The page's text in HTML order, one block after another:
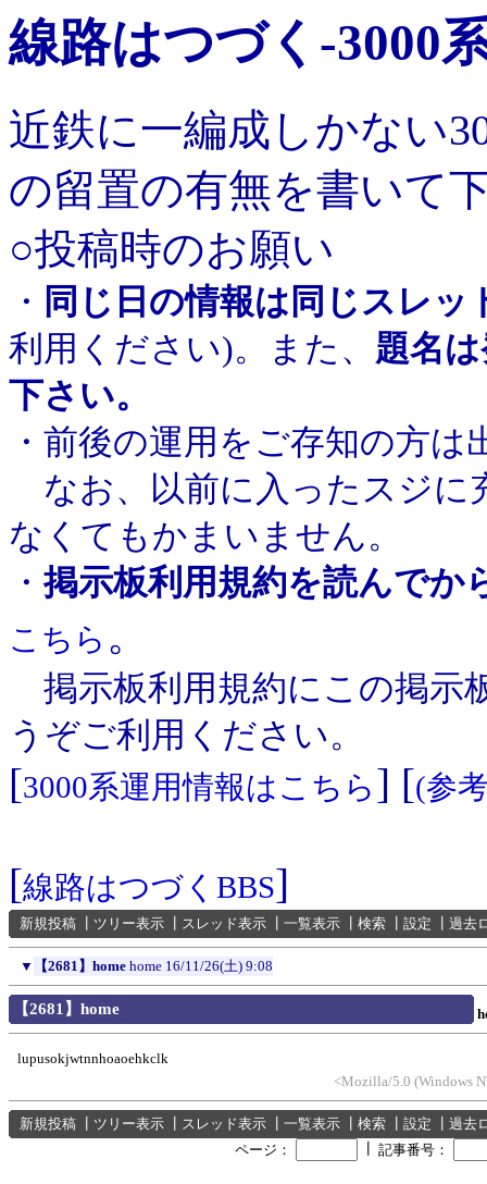
線路はつづく-3000
近鉄に一編成しかない
の留置の有無を書いて
○投稿時のお願い
・ 同じ日の情報は同じスレ
利用ください)。また、 題名
下さい。
・前後の運用をご存知の方
なお、以前に入ったスジに
なくてもかまいません。
・掲示板利用規約を読んでか
こちら 。
掲示板利用規約にこの掲示
うぞご利用ください。
[3000系運用情報はこちら] [(参
[線路はつづくBBS]
新規投稿 ツリー表示 スレッド表示 一覧表示 検索 設定 過去
▼ 【2681】home home 16/11/26(土) 9:08
【2681】home
lupusokjwtnnhoaoehkclk
<Mozilla/5.0 (Windows
新規投稿 ツリー表示 スレッド表示 一覧表示 検索 設定
過去
ページ：
記事番号：